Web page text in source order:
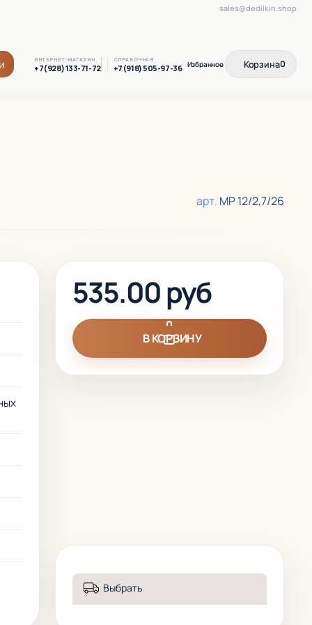
sales@dedilkin.shop
ИНТЕРНЕТ-МАГАЗИН
+7(928) 133-71-72
СПРАВОЧНАЯ
+7(918) 505-97-36 Корзина0
арт. МР 12/2,7/26
535.00 руб
В КОРЗИНУ
Выбрать